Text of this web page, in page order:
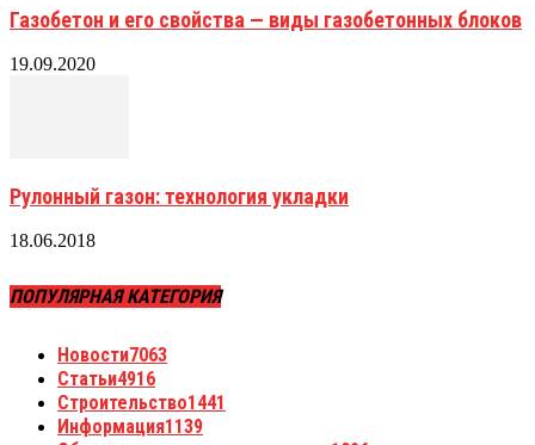
Газобетон и его свойства — виды газобетонных блоков
19.09.2020
Рулонный газон: технология укладки
18.06.2018
ПОПУЛЯРНАЯ КАТЕГОРИЯ
Новости7063
Статьи4916
Строительство1441
Информация1139